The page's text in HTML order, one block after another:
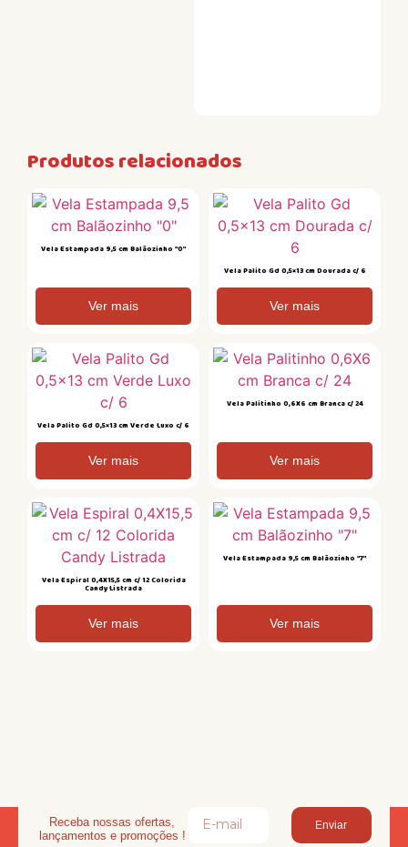
Produtos relacionados
Vela Estampada 9,5 cm Balãozinho “0”
Ver mais
Vela Palito Gd 0,5×13 cm Dourada c/ 6
Ver mais
Vela Palito Gd 0,5×13 cm Verde Luxo c/ 6
Ver mais
Vela Palitinho 0,6X6 cm Branca c/ 24
Ver mais
Vela Espiral 0,4X15,5 cm c/ 12 Colorida
Candy Listrada
Ver mais
Vela Estampada 9,5 cm Balãozinho “7”
Ver mais
Receba nossas ofertas,
lançamentos e promoções !
Enviar